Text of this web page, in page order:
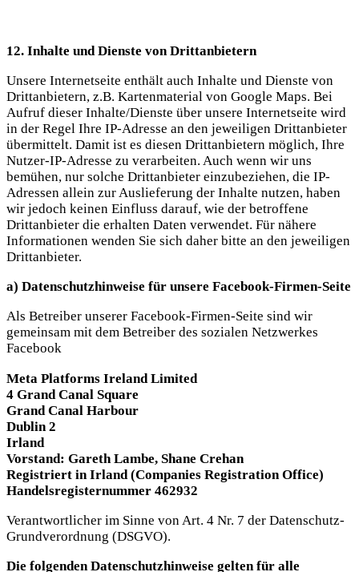
12. Inhalte und Dienste von Drittanbietern
Unsere Internetseite enthält auch Inhalte und Dienste von
Drittanbietern, z.B. Kartenmaterial von Google Maps. Bei
Aufruf dieser Inhalte/Dienste über unsere Internetseite wird
in der Regel Ihre IP-Adresse an den jeweiligen Drittanbieter
übermittelt. Damit ist es diesen Drittanbietern möglich, Ihre
Nutzer-IP-Adresse zu verarbeiten. Auch wenn wir uns
bemühen, nur solche Drittanbieter einzubeziehen, die IP-
Adressen allein zur Auslieferung der Inhalte nutzen, haben
wir jedoch keinen Einfluss darauf, wie der betroffene
Drittanbieter die erhalten Daten verwendet. Für nähere
Informationen wenden Sie sich daher bitte an den jeweiligen
Drittanbieter.
a) Datenschutzhinweise für unsere Facebook-Firmen-Seite
Als Betreiber unserer Facebook-Firmen-Seite sind wir
gemeinsam mit dem Betreiber des sozialen Netzwerkes
Facebook
Meta Platforms Ireland Limited
4 Grand Canal Square
Grand Canal Harbour
Dublin 2
Irland
Vorstand: Gareth Lambe, Shane Crehan
Registriert in Irland (Companies Registration Office)
Handelsregisternummer 462932
Verantwortlicher im Sinne von Art. 4 Nr. 7 der Datenschutz-
Grundverordnung (DSGVO).
Die folgenden Datenschutzhinweise gelten für alle